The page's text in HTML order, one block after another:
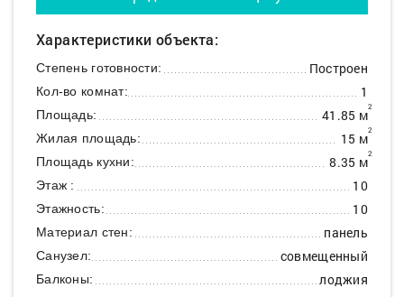
Характеристики объекта:
Степень готовности: Построен
Кол-во комнат: 1
Площадь: 41.85 м2
Жилая площадь: 15 м2
Площадь кухни: 8.35 м2
Этаж : 10
Этажность: 10
Материал стен: панель
Санузел: совмещенный
Балконы: лоджия